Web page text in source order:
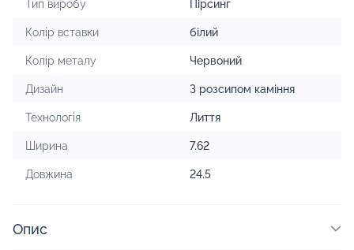
Тип виробу Пірсинг
Колір вставки білий
Колір металу Червоний
Дизайн З розсипом каміння
Технологія Лиття
Ширина 7.62
Довжина 24.5
Опис